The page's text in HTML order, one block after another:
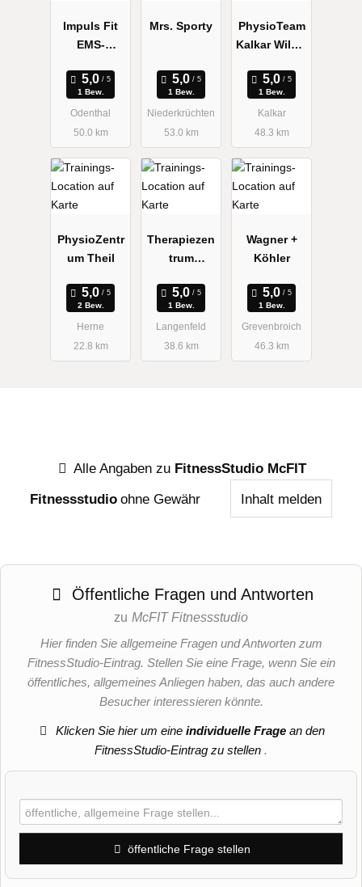
Impuls Fit
EMS-
1 Bew.
Odenthal
50.0 km
Mrs. Sporty
1 Bew.
Niederkrüchten
53.0 km
PhysioTeam
Kalkar Wilma
Haukes
1 Bew.
Kalkar
48.3 km
PhysioZentr
um Theil
2 Bew.
Herne
22.8 km
Therapiezen
trum
Göddertz
1 Bew.
Langenfeld
38.6 km
Wagner +
Köhler
1 Bew.
Grevenbroich
46.3 km
Alle Angaben zu FitnessStudio McFIT
Fitnessstudio ohne Gewähr Inhalt melden
Öffentliche Fragen und Antworten
zu McFIT Fitnessstudio
Hier finden Sie allgemeine Fragen und Antworten zum
FitnessStudio-Eintrag. Stellen Sie eine Frage, wenn Sie ein
öffentliches, allgemeines Anliegen haben, das auch andere
Besucher interessieren könnte.
Klicken Sie hier um eineindividuelle Frage an den
FitnessStudio-Eintrag zu stellen .
öffentliche Frage stellen